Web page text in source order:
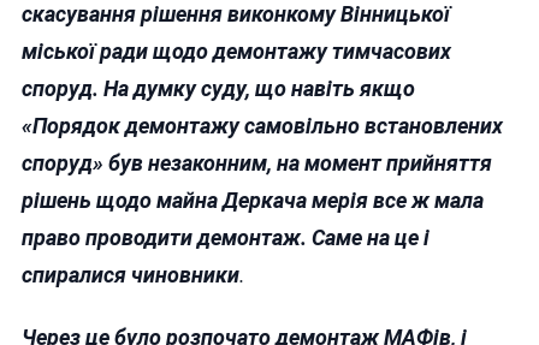
скасування рішення виконкому Вінницької
міської ради щодо демонтажу тимчасових
споруд. На думку суду, що навіть якщо
«Порядок демонтажу самовільно встановлених
споруд» був незаконним, на момент прийняття
рішень щодо майна Деркача мерія все ж мала
право проводити демонтаж. Саме на це і
спиралися чиновники.
Через це було розпочато демонтаж МАФів, і